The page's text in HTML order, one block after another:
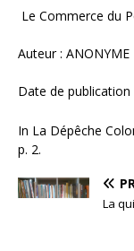
Le Commerce du
Auteur : ANONYME
Date de publication
In La Dépêche
p. 2.
La